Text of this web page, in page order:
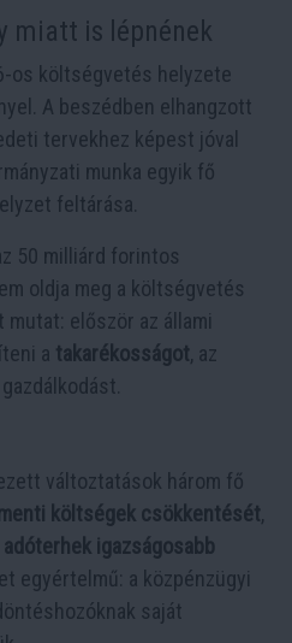
miatt is lépnének
os költségvetés helyzete
A beszédben elhangzott
tervekhez képest jóval
munka egyik fő
feltárása.
50 milliárd forintos
oldja meg a költségvetés
először az állami
a takarékosságot, az
változtatások három fő
költségek csökkentését,
adóterhek igazságosabb
egyértelmű: a közpénzügyi
saját